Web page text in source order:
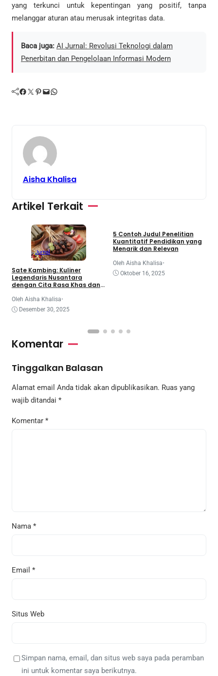
yang terkunci untuk kepentingan yang positif, tanpa
melanggar aturan atau merusak integritas data.
Baca juga: AI Jurnal: Revolusi Teknologi dalam
Penerbitan dan Pengelolaan Informasi Modern
Facebook Twitter Pinterest Mail WhatsApp
Aisha Khalisa
Artikel Terkait
Jurnal
Sate Kambing: Kuliner
Legendaris Nusantara
dengan Cita Rasa Khas dan
Oleh Aisha Khalisa•
Desember 30, 2025
5 Contoh Judul Penelitian
Kuantitatif Pendidikan yang
Menarik dan Relevan
Oleh Aisha Khalisa•
Oktober 16, 2025
Komentar
Tinggalkan Balasan
Alamat email Anda tidak akan dipublikasikan. Ruas yang
wajib ditandai *
Komentar *
Nama *
Email *
Situs Web
Simpan nama, email, dan situs web saya pada peramban
ini untuk komentar saya berikutnya.